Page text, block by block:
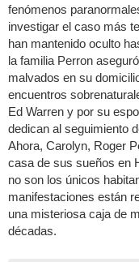
fenómenos
investigar el caso más
han mantenido oculto
la familia Perron
malvados en su
encuentros
Ed Warren y por su
dedican al seguimiento
Ahora, Carolyn, Roger
casa de sus sueños en
no son los únicos
manifestaciones están
una misteriosa caja de
décadas.